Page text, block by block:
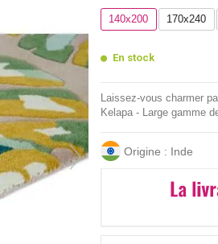
140x200 170x240
En stock
Laissez-vous charmer
Kelapa - Large gamme
Origine : Inde